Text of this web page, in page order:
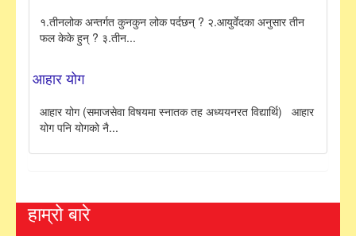
१.तीनलोक अन्तर्गत कुनकुन लोक पर्दछन् ? २.आयुर्वेदका अनुसार तीन
फल केके हुन् ? ३.तीन...
आहार योग
आहार योग (समाजसेवा विषयमा स्नातक तह अध्ययनरत विद्यार्थि) आहार
योग पनि योगको नै...
हाम्रो बारे